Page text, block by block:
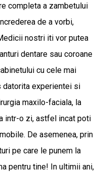
completa a zambetului
de a vorbi,
nostri iti vor putea
dentare sau coroane
cu cele mai
datorita experientei si
maxilo-faciala, la
intr-o zi, astfel incat poti
De asemenea, prin
pe care le punem la
pentru tine! In ultimii ani,